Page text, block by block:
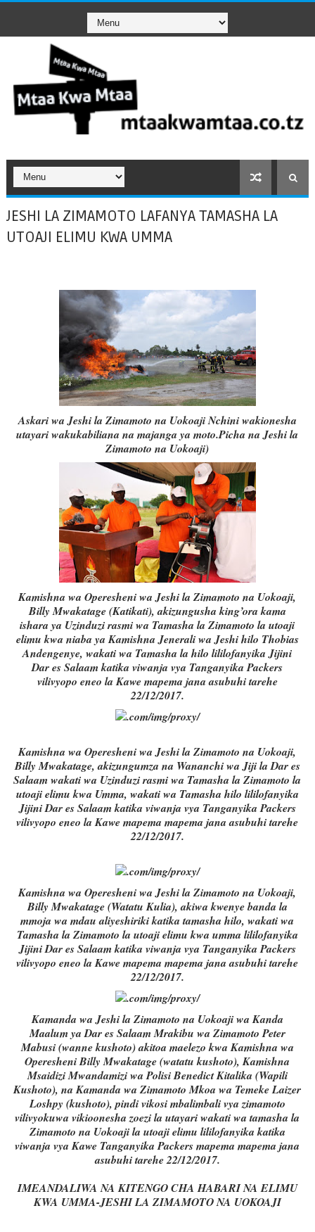
JESHI LA ZIMAMOTO LAFANYA TAMASHA LA
UTOAJI ELIMU KWA UMMA
Askari wa Jeshi la Zimamoto na Uokoaji Nchini wakionesha
utayari wakukabiliana na majanga ya moto.Picha na Jeshi la
Zimamoto na Uokoaji)
Kamishna wa Operesheni wa Jeshi la Zimamoto na Uokoaji,
Billy Mwakatage (Katikati), akizungusha king’ora kama
ishara ya Uzinduzi rasmi wa Tamasha la Zimamoto la utoaji
elimu kwa niaba ya Kamishna Jenerali wa Jeshi hilo Thobias
Andengenye, wakati wa Tamasha la hilo lililofanyika Jijini
Dar es Salaam katika viwanja vya Tanganyika Packers
vilivyopo eneo la Kawe mapema jana asubuhi tarehe
22/12/2017.
Kamishna wa Operesheni wa Jeshi la Zimamoto na Uokoaji,
Billy Mwakatage, akizungumza na Wananchi wa Jiji la Dar es
Salaam wakati wa Uzinduzi rasmi wa Tamasha la Zimamoto la
utoaji elimu kwa Umma, wakati wa Tamasha hilo lililofanyika
Jijini Dar es Salaam katika viwanja vya Tanganyika Packers
vilivyopo eneo la Kawe mapema mapema jana asubuhi tarehe
22/12/2017.
Kamishna wa Operesheni wa Jeshi la Zimamoto na Uokoaji,
Billy Mwakatage (Watatu Kulia), akiwa kwenye banda la
mmoja wa mdau aliyeshiriki katika tamasha hilo, wakati wa
Tamasha la Zimamoto la utoaji elimu kwa umma lililofanyika
Jijini Dar es Salaam katika viwanja vya Tanganyika Packers
vilivyopo eneo la Kawe mapema mapema jana asubuhi tarehe
22/12/2017.
Kamanda wa Jeshi la Zimamoto na Uokoaji wa Kanda
Maalum ya Dar es Salaam Mrakibu wa Zimamoto Peter
Mabusi (wanne kushoto) akitoa maelezo kwa Kamishna wa
Operesheni Billy Mwakatage (watatu kushoto), Kamishna
Msaidizi Mwandamizi wa Polisi Benedict Kitalika (Wapili
Kushoto), na Kamanda wa Zimamoto Mkoa wa Temeke Laizer
Loshpy (kushoto), pindi vikosi mbalimbali vya zimamoto
vilivyokuwa vikioonesha zoezi la utayari wakati wa tamasha la
Zimamoto na Uokoaji la utoaji elimu lililofanyika katika
viwanja vya Kawe Tanganyika Packers mapema mapema jana
asubuhi tarehe 22/12/2017.
IMEANDALIWA NA KITENGO CHA HABARI NA ELIMU
KWA UMMA-JESHI LA ZIMAMOTO NA UOKOAJI